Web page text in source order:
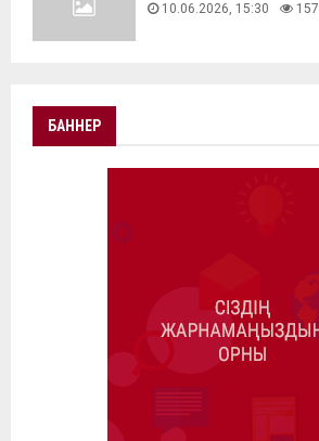
10.06.2026, 15:30 157
БАННЕР